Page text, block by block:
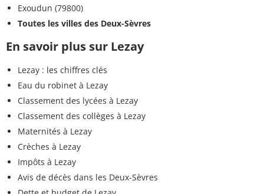
Exoudun (79800)
Toutes les villes des Deux-Sèvres
En savoir plus sur Lezay
Lezay : les chiffres clés
Eau du robinet à Lezay
Classement des lycées à Lezay
Classement des collèges à Lezay
Maternités à Lezay
Crèches à Lezay
Impôts à Lezay
Avis de décès dans les Deux-Sèvres